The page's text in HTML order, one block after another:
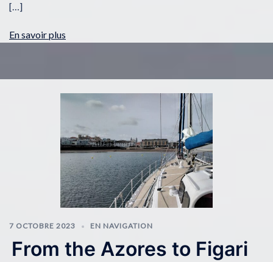
[…]
En savoir plus
7 OCTOBRE 2023 EN NAVIGATION
From the Azores to Figari